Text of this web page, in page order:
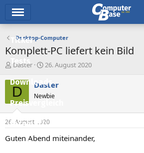
Ticker
Tests
Downloads
Preisvergleich
Forum
Aktuelles
Desktop-Computer
Komplett-PC liefert kein Bild
E
s
e
e
r
Daster
E
s
e
l
t
a
26. August 2020
D Daster
Newbie
26. August 2020
Guten Abend miteinander,